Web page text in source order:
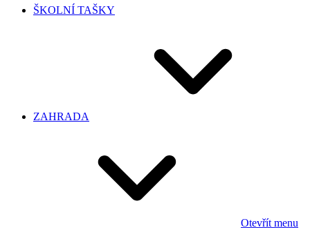
ŠKOLNÍ TAŠKY
ZAHRADA
Otevřít menu